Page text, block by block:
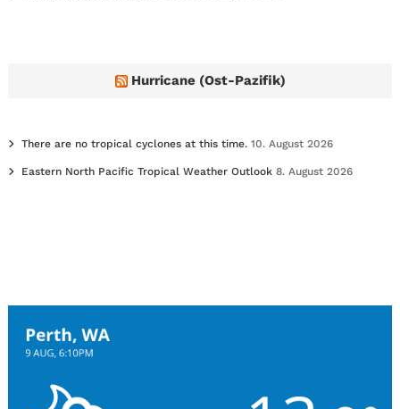
Hurricane (Ost-Pazifik)
There are no tropical cyclones at this time. 10. August 2026
Eastern North Pacific Tropical Weather Outlook 8. August 2026